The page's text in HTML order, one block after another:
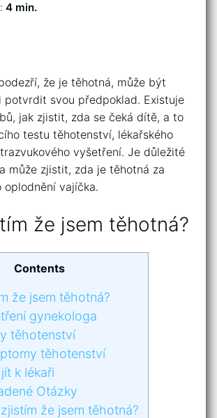
4 min.
že je těhotná, může být
potvrdit svou předpoklad. Existuje
jak zjistit, zda se čeká dítě, a to
testu těhotenství, lékařského
vyšetření. Je důležité
může zjistit, zda je těhotná za
oplodnění vajíčka.
že jsem těhotná?
Contents
že jsem těhotná?
gynekologa
těhotenství
těhotenství
k lékaři
Otázky
že jsem těhotná?